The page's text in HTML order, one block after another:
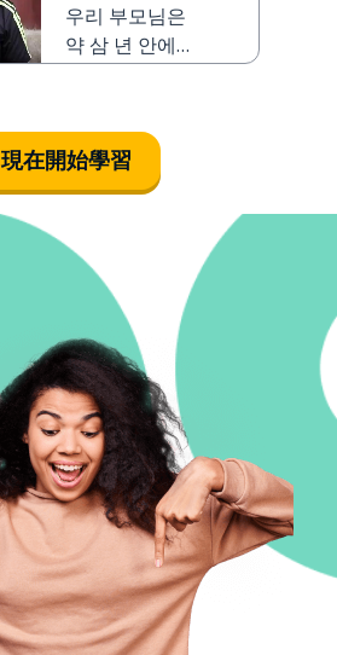
우리 부모님은
약 삼 년 안에
現在開始學習